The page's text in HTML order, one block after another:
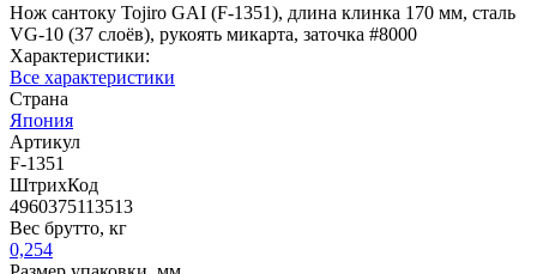
Нож сантоку Tojiro GAI (F-1351), длина клинка 170 мм, сталь
VG-10 (37 слоёв), рукоять микарта, заточка #8000
Характеристики:
Все характеристики
Страна
Япония
Артикул
F-1351
ШтрихКод
4960375113513
Вес брутто, кг
0,254